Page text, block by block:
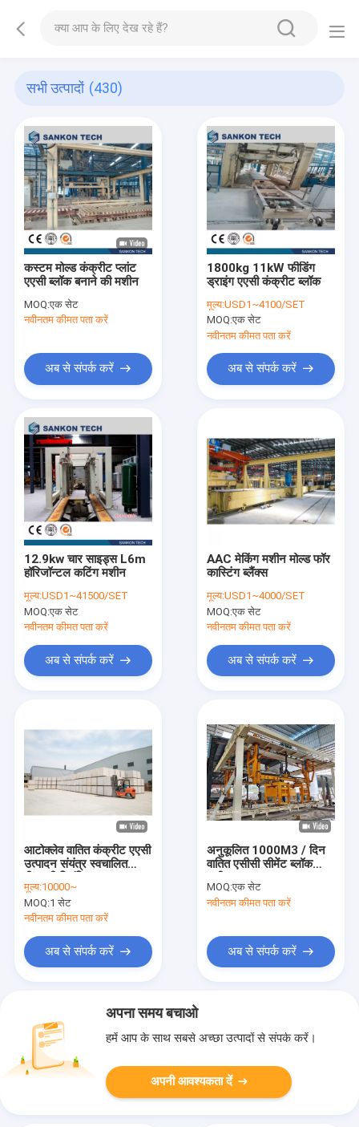
सभी उत्पादों (430)
कस्टम मोल्ड कंक्रीट प्लांट
एएसी ब्लॉक बनाने की मशीन
MOQ:एक सेट
नवीनतम कीमत पता करें
अब से संपर्क करें
1800kg 11kW फीडिंग
ड्राइंग एएसी कंक्रीट ब्लॉक
मूल्य:USD1~4100/SET
MOQ:एक सेट
नवीनतम कीमत पता करें
अब से संपर्क करें
12.9kw चार साइड्स L6m
हॉरिजॉन्टल कटिंग मशीन
मूल्य:USD1~41500/SET
MOQ:एक सेट
नवीनतम कीमत पता करें
अब से संपर्क करें
AAC मेकिंग मशीन मोल्ड फॉर
कास्टिंग ब्लैंक्स
मूल्य:USD1~4000/SET
MOQ:एक सेट
नवीनतम कीमत पता करें
अब से संपर्क करें
आटोक्लेव वातित कंक्रीट एएसी
उत्पादन संयंत्र स्वचालित
मूल्य:10000~
MOQ:1 सेट
नवीनतम कीमत पता करें
अब से संपर्क करें
अनुकूलित 1000M3 / दिन
वातित एसीसी सीमेंट ब्लॉक
MOQ:एक सेट
नवीनतम कीमत पता करें
अब से संपर्क करें
अपना समय बचाओ
हमें आप के साथ सबसे अच्छा उत्पादों से संपर्क करें।
अपनी आवश्यकता दें